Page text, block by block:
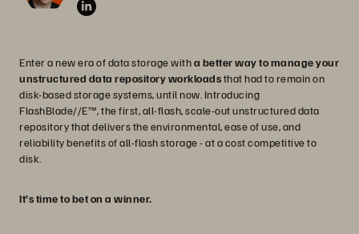
Enter a new era of data storage witha better way to manage your
unstructured data repository workloadsthat had to remain on
disk-based storage systems, until now. Introducing
FlashBlade//E™, the first, all-flash, scale-out unstructured data
repository that delivers the environmental, ease of use, and
reliability benefits of all-flash storage - at a cost competitive to
disk.
It’s time to bet on a winner.